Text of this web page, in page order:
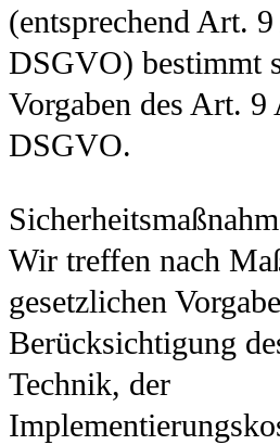
(entsprechend Art. 9
DSGVO) bestimmt
Vorgaben des Art. 9
DSGVO.
Wir treffen nach
gesetzlichen
Berücksichtigung
Technik, der